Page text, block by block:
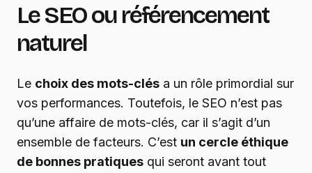
Le SEO ou référencement
naturel
Le choix des mots-clés a un rôle primordial sur
vos performances. Toutefois, le SEO n’est pas
qu’une affaire de mots-clés, car il s’agit d’un
ensemble de facteurs. C’est un cercle éthique
de bonnes pratiques qui seront avant tout